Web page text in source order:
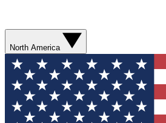
North America